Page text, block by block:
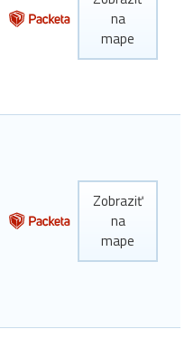
na
mape
Zobraziť
na
mape